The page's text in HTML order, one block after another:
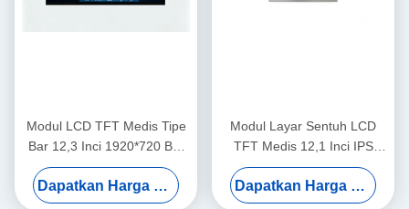
Modul LCD TFT Medis Tipe
Bar 12,3 Inci 1920*720 Bar
Dengan Layar Sentuh CTP
Dapatkan Harga Terbaik
Modul Layar Sentuh LCD
TFT Medis 12,1 Inci IPS
1280×800 1000nits
Dapatkan Harga Terbaik